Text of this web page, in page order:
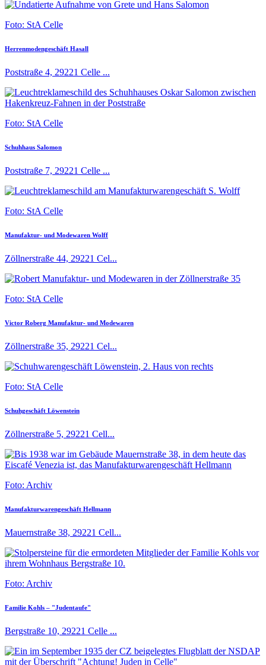
Foto: StA Celle
Herrenmodengeschäft Hasall
Poststraße 4, 29221 Celle ...
Foto: StA Celle
Schuhhaus Salomon
Poststraße 7, 29221 Celle ...
Foto: StA Celle
Manufaktur- und Modewaren Wolff
Zöllnerstraße 44, 29221 Cel...
Foto: StA Celle
Victor Roberg Manufaktur- und Modewaren
Zöllnerstraße 35, 29221 Cel...
Foto: StA Celle
Schuhgeschäft Löwenstein
Zöllnerstraße 5, 29221 Cell...
Foto: Archiv
Manufakturwarengeschäft Hellmann
Mauernstraße 38, 29221 Cell...
Foto: Archiv
Familie Kohls – "Judentaufe"
Bergstraße 10, 29221 Celle ...